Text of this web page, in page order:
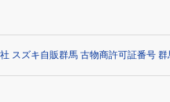
スズキ自販群馬 古物商許可証番号